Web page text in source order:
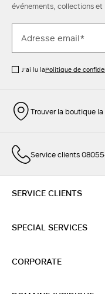
événements, collections
J’ai lu laPolitique de
Trouver la boutique
Service clients
SERVICE CLIENTS
SPECIAL SERVICES
CORPORATE